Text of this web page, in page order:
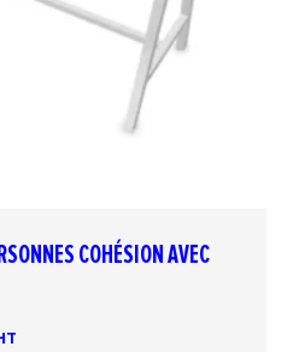
COHÉSION AVEC